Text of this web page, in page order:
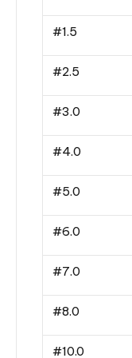
#1.5
#2.5
#3.0
#4.0
#5.0
#6.0
#7.0
#8.0
#10.0